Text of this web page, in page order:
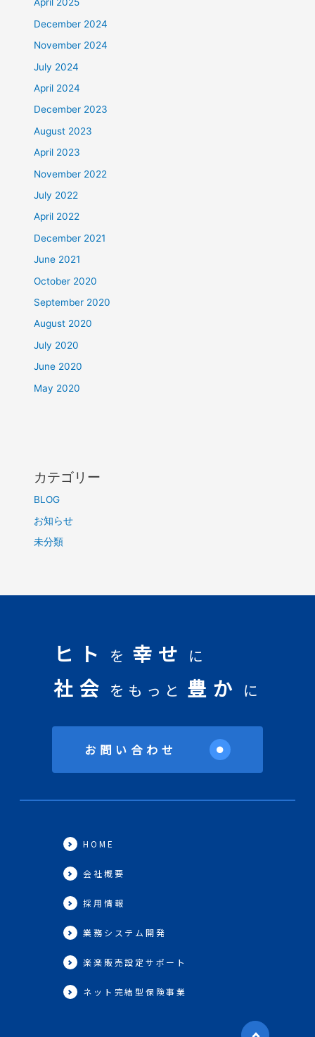
April 2025
December 2024
November 2024
July 2024
April 2024
December 2023
August 2023
April 2023
November 2022
July 2022
April 2022
December 2021
June 2021
October 2020
September 2020
August 2020
July 2020
June 2020
May 2020
カテゴリー
BLOG
お知らせ
未分類
ヒト を 幸せ に
社会 をもっと 豊か に
お問い合わせ ●
HOME
会社概要
採用情報
業務システム開発
楽楽販売設定サポート
ネット完結型保険事業